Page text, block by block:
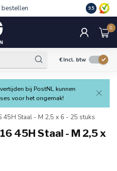
bestellen 9.5
0
€Incl. btw
bij PostNL kunnen
voor het ongemak!
45H Staal - M 2,5 x 6 - 25 stuks
45H Staal - M 2,5 x